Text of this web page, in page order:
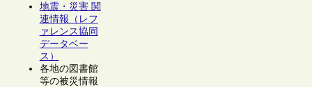
地震・災害 関
連情報（レフ
ァレンス協同
データベー
ス）
各地の図書館
等の被災情報